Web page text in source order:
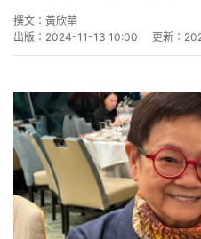
撰文： 黃欣華
出版： 2024-11-13 10:00 更新：